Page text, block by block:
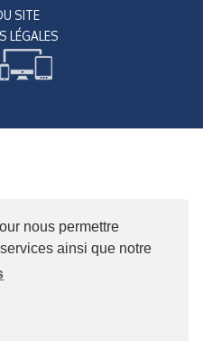
nous permettre
ainsi que notre
SITE
LÉGALES